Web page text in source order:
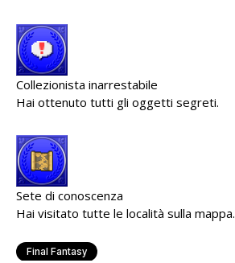
Collezionista inarrestabile
Hai ottenuto tutti gli oggetti segreti.
Sete di conoscenza
Hai visitato tutte le località sulla mappa.
Final Fantasy